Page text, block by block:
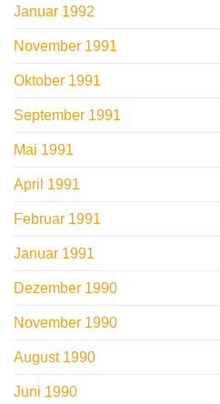
Januar 1992
November 1991
Oktober 1991
September 1991
Mai 1991
April 1991
Februar 1991
Januar 1991
Dezember 1990
November 1990
August 1990
Juni 1990